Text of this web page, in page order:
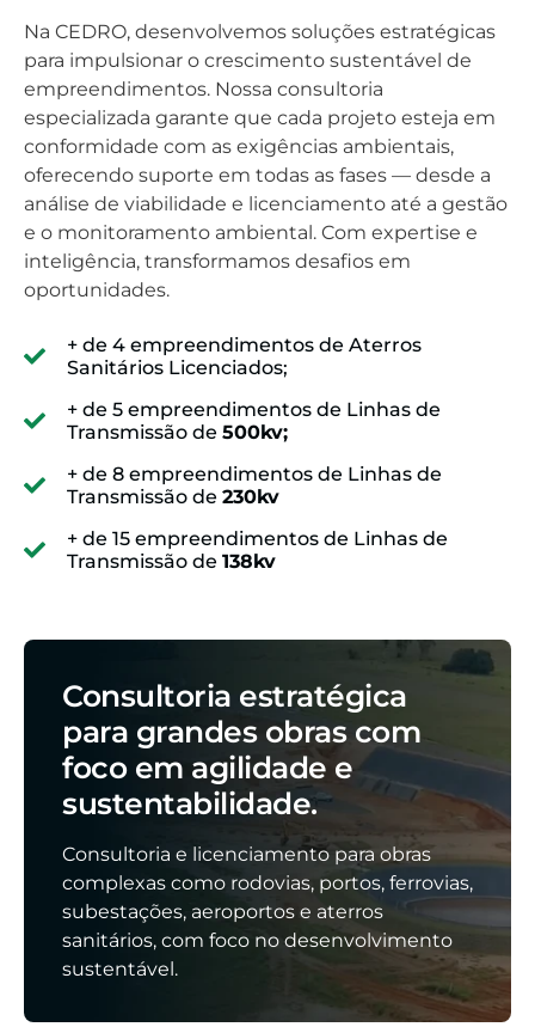
Na CEDRO, desenvolvemos soluções estratégicas
para impulsionar o crescimento sustentável de
empreendimentos. Nossa consultoria
especializada garante que cada projeto esteja em
conformidade com as exigências ambientais,
oferecendo suporte em todas as fases — desde a
análise de viabilidade e licenciamento até a gestão
e o monitoramento ambiental. Com expertise e
inteligência, transformamos desafios em
oportunidades.
+ de 4 empreendimentos de Aterros
Sanitários Licenciados;
+ de 5 empreendimentos de Linhas de
Transmissão de 500kv;
+ de 8 empreendimentos de Linhas de
Transmissão de 230kv
+ de 15 empreendimentos de Linhas de
Transmissão de 138kv
Consultoria estratégica
para grandes obras com
foco em agilidade e
sustentabilidade.
Consultoria e licenciamento para obras
complexas como rodovias, portos, ferrovias,
subestações, aeroportos e aterros
sanitários, com foco no desenvolvimento
sustentável.